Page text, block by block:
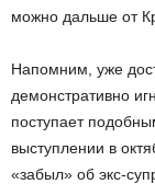
можно дальше от
Напомним, уже
демонстративно
поступает
выступлении в
«забыл» об экс-